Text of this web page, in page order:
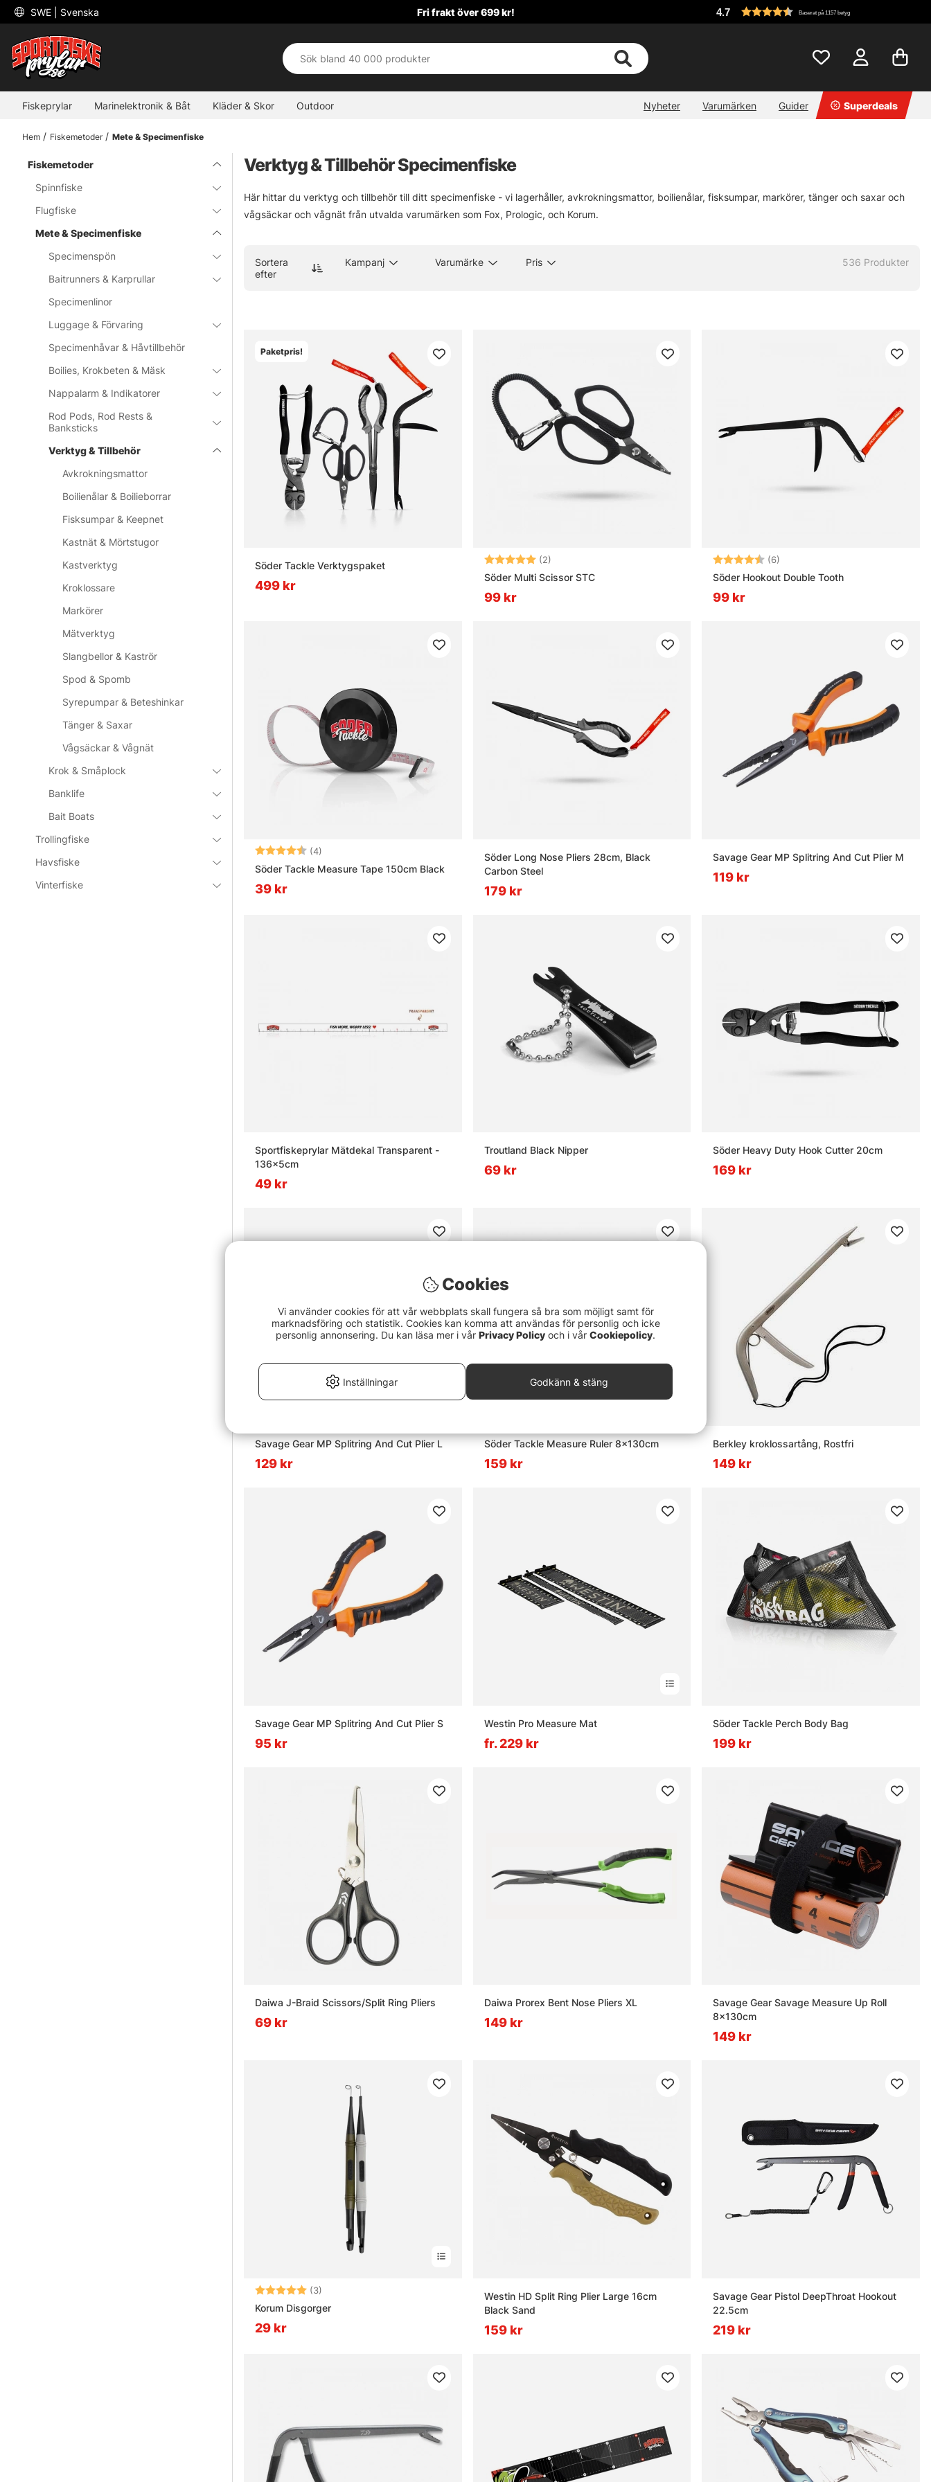
SWE | Svenska Fri frakt över 699 kr! 4.7 Baserat på 1157 betyg
Fiskeprylar Marinelektronik & Båt Kläder & Skor Outdoor Nyheter Varumärken Guider Superdeals
Hem Fiskemetoder Mete & Specimenfiske
Fiskemetoder
Spinnfiske
Flugfiske
Mete & Specimenfiske
Specimenspön
Baitrunners & Karprullar
Specimenlinor
Luggage & Förvaring
Specimenhåvar & Håvtillbehör
Boilies, Krokbeten & Mäsk
Nappalarm & Indikatorer
Rod Pods, Rod Rests &
Banksticks
Verktyg & Tillbehör
Avkrokningsmattor
Boilienålar & Boilieborrar
Fisksumpar & Keepnet
Kastnät & Mörtstugor
Kastverktyg
Kroklossare
Markörer
Mätverktyg
Slangbellor & Kaströr
Spod & Spomb
Syrepumpar & Beteshinkar
Tänger & Saxar
Vågsäckar & Vågnät
Krok & Småplock
Banklife
Bait Boats
Trollingfiske
Havsfiske
Vinterfiske
Verktyg & Tillbehör Specimenfiske
Här hittar du verktyg och tillbehör till ditt specimenfiske - vi lagerhåller, avkrokningsmattor, boilienålar, fisksumpar, markörer, tänger och saxar och
vågsäckar och vågnät från utvalda varumärken som Fox, Prologic, och Korum.
Sortera
efter
Kampanj Varumärke Pris 536 Produkter
Paketpris!
Söder Tackle Verktygspaket
499 kr
Betyg: (2)
Söder Multi Scissor STC
99 kr
Betyg: (6)
Söder Hookout Double Tooth
99 kr
Betyg: (4)
Söder Tackle Measure Tape 150cm Black
39 kr
Söder Long Nose Pliers 28cm, Black
Carbon Steel
179 kr
Savage Gear MP Splitring And Cut Plier M
119 kr
Sportfiskeprylar Mätdekal Transparent -
136x5cm
49 kr
Troutland Black Nipper
69 kr
Söder Heavy Duty Hook Cutter 20cm
169 kr
Savage Gear MP Splitring And Cut Plier L
129 kr
Söder Tackle Measure Ruler 8x130cm
159 kr
Berkley kroklossartång, Rostfri
149 kr
Savage Gear MP Splitring And Cut Plier S
95 kr
Westin Pro Measure Mat
fr. 229 kr
Söder Tackle Perch Body Bag
199 kr
Daiwa J-Braid Scissors/Split Ring Pliers
69 kr
Daiwa Prorex Bent Nose Pliers XL
149 kr
Savage Gear Savage Measure Up Roll
8x130cm
149 kr
Betyg: (3)
Korum Disgorger
29 kr
Westin HD Split Ring Plier Large 16cm
Black Sand
159 kr
Savage Gear Pistol DeepThroat Hookout
22.5cm
219 kr
Cookies
Vi använder cookies för att vår webbplats skall fungera så bra som möjligt samt för
marknadsföring och statistik. Cookies kan komma att användas för personlig och icke
personlig annonsering. Du kan läsa mer i vår Privacy Policy och i vår Cookiepolicy.
Inställningar Godkänn & stäng